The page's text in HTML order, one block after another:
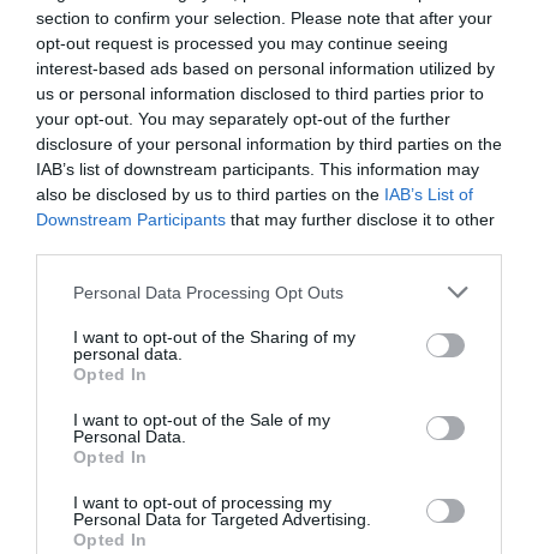
section to confirm your selection. Please note that after your
opt-out request is processed you may continue seeing
interest-based ads based on personal information utilized by
us or personal information disclosed to third parties prior to
your opt-out. You may separately opt-out of the further
disclosure of your personal information by third parties on the
IAB’s list of downstream participants. This information may
also be disclosed by us to third parties on the IAB’s List of
Downstream Participants that may further disclose it to other
Personal Data Processing Opt Outs
I want to opt-out of the Sharing of my
personal data.
Opted In
I want to opt-out of the Sale of my
Personal Data.
Opted In
I want to opt-out of processing my
Personal Data for Targeted Advertising.
Opted In
Το υπέροχό μου
διαζύγιο, της
Geraldine Aron
στο Θέατρο
Μικρό Χορν
ΘΕΑΤΡΟ - ΧΟΡΟΣ / ΝΕΑ
Ένας αληθινός
κάουμπόι, της
στο Θέατρο
Μικρό Χορν